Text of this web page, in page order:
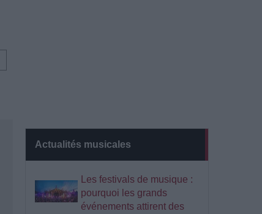
Actualités musicales
Les festivals de musique :
pourquoi les grands
événements attirent des